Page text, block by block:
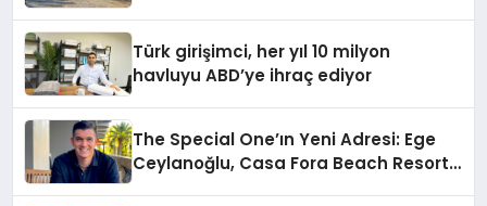
Türk girişimci, her yıl 10 milyon
havluyu ABD’ye ihraç ediyor
The Special One’ın Yeni Adresi: Ege
Ceylanoğlu, Casa Fora Beach Resort